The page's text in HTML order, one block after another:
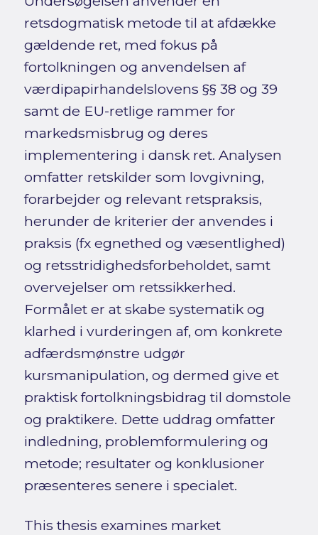
retsdogmatisk metode til at afdække
gældende ret, med fokus på
fortolkningen og anvendelsen af
værdipapirhandelslovens §§ 38 og 39
samt de EU-retlige rammer for
markedsmisbrug og deres
implementering i dansk ret. Analysen
omfatter retskilder som lovgivning,
forarbejder og relevant retspraksis,
herunder de kriterier der anvendes i
praksis (fx egnethed og væsentlighed)
og retsstridighedsforbeholdet, samt
overvejelser om retssikkerhed.
Formålet er at skabe systematik og
klarhed i vurderingen af, om konkrete
adfærdsmønstre udgør
kursmanipulation, og dermed give et
praktisk fortolkningsbidrag til domstole
og praktikere. Dette uddrag omfatter
indledning, problemformulering og
metode; resultater og konklusioner
præsenteres senere i specialet.
This thesis examines market